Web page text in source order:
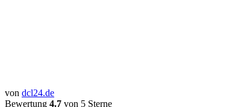
von dcl24.de
Bewertung 4.7 von 5 Sterne